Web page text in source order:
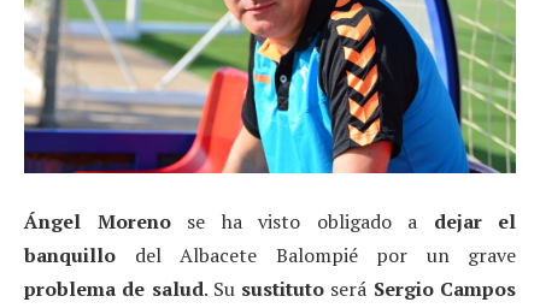
Ángel Morenose ha visto obligado a dejar el
banquillo del Albacete Balompié por un grave
problema de salud. Su sustituto será Sergio Campos